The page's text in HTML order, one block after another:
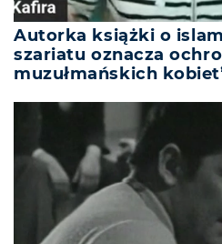
Autorka książki o
szariatu oznacza
muzułmańskich